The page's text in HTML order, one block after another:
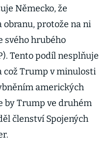
hlásí Biden. K
vítězství mu
gratulovali
Gates či
Merkelová
Německo, že
protože na ni
svého hrubého
Tento podíl nesplňuje
což Trump v minulosti
amerických
by Trump ve druhém
členství Spojených